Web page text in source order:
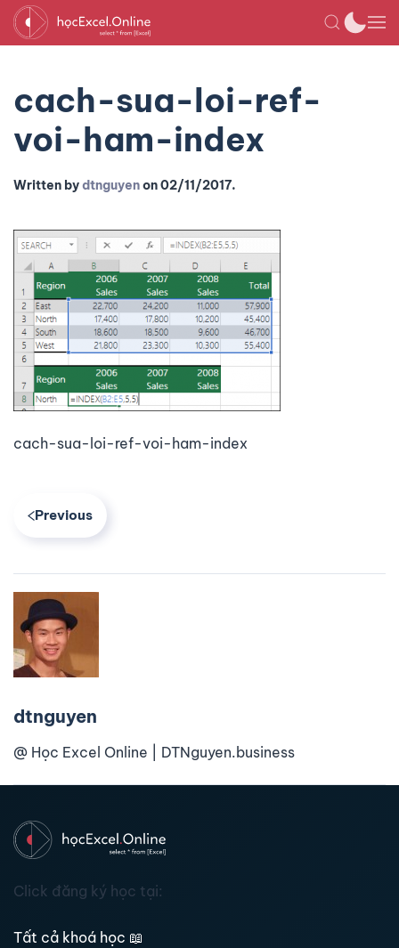
cach-sua-loi-ref-
voi-ham-index
Written bydtnguyenon02/11/2017.
cach-sua-loi-ref-voi-ham-index
Previous
dtnguyen
@ Học Excel Online | DTNguyen.business
Click đăng ký học tại:
Tất cả khoá học 📖